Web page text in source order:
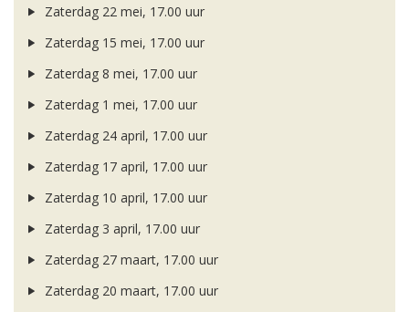
Zaterdag 22 mei, 17.00 uur
Zaterdag 15 mei, 17.00 uur
Zaterdag 8 mei, 17.00 uur
Zaterdag 1 mei, 17.00 uur
Zaterdag 24 april, 17.00 uur
Zaterdag 17 april, 17.00 uur
Zaterdag 10 april, 17.00 uur
Zaterdag 3 april, 17.00 uur
Zaterdag 27 maart, 17.00 uur
Zaterdag 20 maart, 17.00 uur